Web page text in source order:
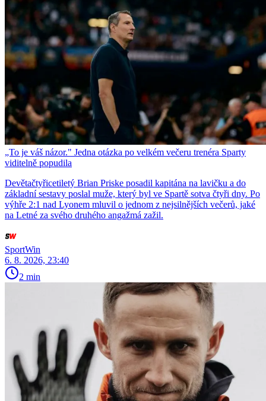
„To je váš názor." Jedna otázka po velkém večeru trenéra Sparty
viditelně popudila
Devětačtyřicetiletý Brian Priske posadil kapitána na lavičku a do
základní sestavy poslal muže, který byl ve Spartě sotva čtyři dny. Po
výhře 2:1 nad Lyonem mluvil o jednom z nejsilnějších večerů, jaké
na Letné za svého druhého angažmá zažil.
SportWin
6. 8. 2026, 23:40
2 min